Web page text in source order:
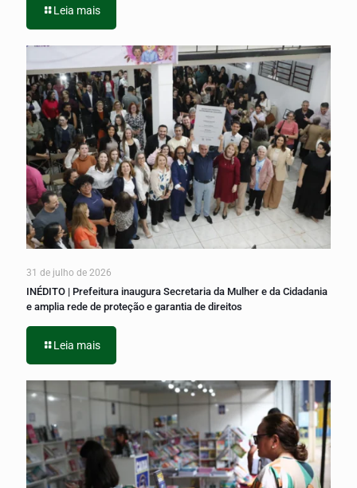
Leia mais
31 de julho de 2026
INÉDITO | Prefeitura inaugura Secretaria da Mulher e da Cidadania
e amplia rede de proteção e garantia de direitos
Leia mais